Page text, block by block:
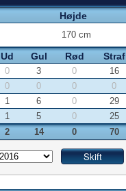
Højde
170 cm
Ud Gul Rød Straf
0 3 0
16
0 0 0
0
1 6 0
29
1 5 0
25
2 14 0 70